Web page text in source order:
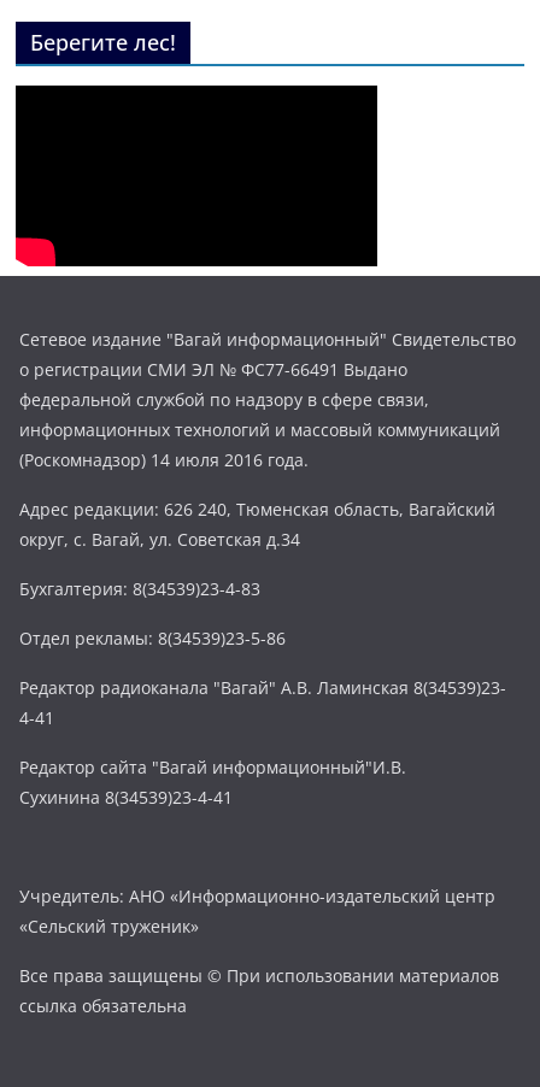
Берегите лес!
Сетевое издание "Вагай информационный" Свидетельство
о регистрации СМИ ЭЛ № ФС77-66491 Выдано
федеральной службой по надзору в сфере связи,
информационных технологий и массовый коммуникаций
(Роскомнадзор) 14 июля 2016 года.
Адрес редакции: 626 240, Тюменская область, Вагайский
округ, с. Вагай, ул. Советская д.34
Бухгалтерия: 8(34539)23-4-83
Отдел рекламы: 8(34539)23-5-86
Редактор радиоканала "Вагай" А.В. Ламинская 8(34539)23-
4-41
Редактор сайта "Вагай информационный"И.В.
Сухинина 8(34539)23-4-41
Учредитель: АНО «Информационно-издательский центр
«Сельский труженик»
Все права защищены © При использовании материалов
ссылка обязательна